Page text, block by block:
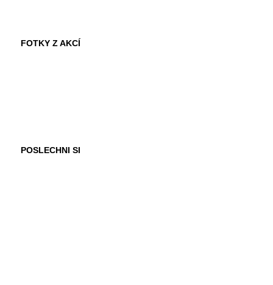
FOTKY Z AKCÍ
POSLECHNI SI